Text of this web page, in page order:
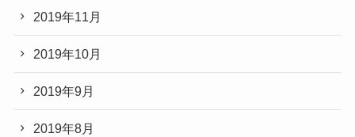
2019年11月
2019年10月
2019年9月
2019年8月